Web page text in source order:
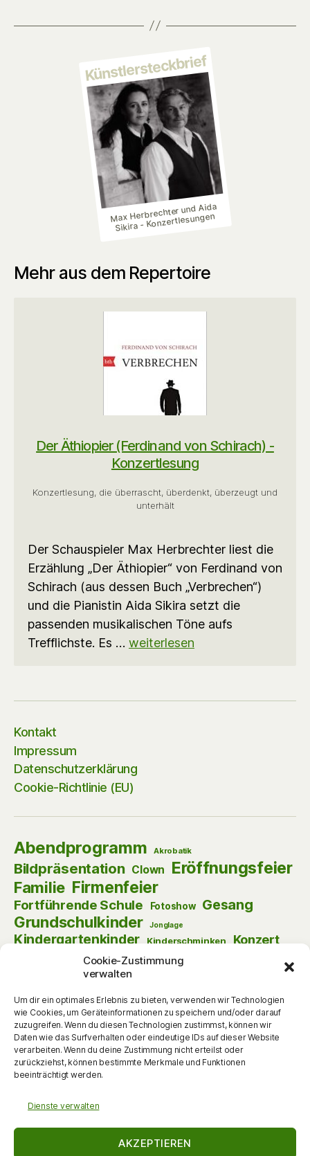
Cookie-Zustimmung
verwalten
Um dir ein optimales Erlebnis zu bieten, verwenden wir Technologien
wie Cookies, um Geräteinformationen zu speichern und/oder darauf
zuzugreifen. Wenn du diesen Technologien zustimmst, können wir
Daten wie das Surfverhalten oder eindeutige IDs auf dieser Website
verarbeiten. Wenn du deine Zustimmung nicht erteilst oder
zurückziehst, können bestimmte Merkmale und Funktionen
beeinträchtigt werden.
Dienste verwalten
AKZEPTIEREN
Künstlersteckbrief
Max Herbrechter und Aida
Sikira - Konzertlesungen
Mehr aus dem Repertoire
Der Äthiopier (Ferdinand von Schirach) -
Konzertlesung
Konzertlesung, die überrascht, überdenkt, überzeugt und
unterhält
Der Schauspieler Max Herbrechter liest die
Erzählung „Der Äthiopier“ von Ferdinand von
Schirach (aus dessen Buch „Verbrechen“)
und die Pianistin Aida Sikira setzt die
passenden musikalischen Töne aufs
Trefflichste. Es … weiterlesen
Kontakt
Impressum
Datenschutzerklärung
Cookie-Richtlinie (EU)
Abendprogramm Akrobatik
Bildpräsentation Clown Eröffnungsfeier
Familie Firmenfeier
Fortführende Schule Fotoshow Gesang
Grundschulkinder Jonglage
Kindergartenkinder Kinderschminken Konzert
Krimi-Dinner Kulturnacht
Lust am Lesen Matinee
Online
Pantomime
Schulanfänger Szenische Lesung
Tag der offenen Tür Tanz Theater
Themenabend Vernissage Vorlesen
Vorschulkinder Vortrag Vortrag
Weihnachten Werkstattgespräch
zum Mitmachen